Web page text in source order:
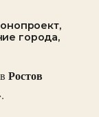
города,
в Ростов